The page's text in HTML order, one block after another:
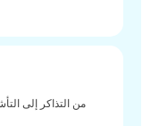
من التذاكر إلى